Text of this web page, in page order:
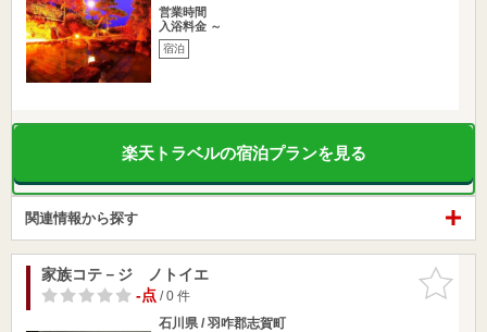
営業時間
入浴料金 ～
宿泊
楽天トラベルの宿泊プランを見る
関連情報から探す
お気に入
りに追加
家族コテ－ジ ノトイエ
-点/ 0 件
石川県 / 羽咋郡志賀町